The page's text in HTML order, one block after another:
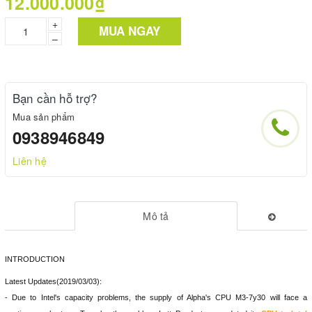
+
–
MUA NGAY
Bạn cần hỗ trợ?
Mua sản phẩm
0938946849
Liên hệ
Mô tả
INTRODUCTION
Latest Updates(2019/03/03):
- Due to Intel's capacity problems, the supply of Alpha's CPU M3-7y30 will face a